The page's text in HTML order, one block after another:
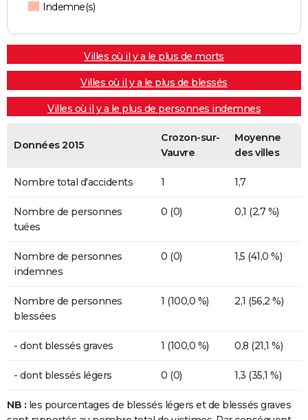
Indemne(s)
Villes où il y a le plus de morts
Villes où il y a le plus de blessés
Villes où il y a le plus de personnes indemnes
Données 2015
Crozon-sur-
Vauvre
Moyenne
des villes
Nombre total d'accidents 1 1,7
Nombre de personnes
tuées
0 (0) 0,1 (2,7 %)
Nombre de personnes
indemnes
0 (0) 1,5 (41,0 %)
Nombre de personnes
blessées
1 (100,0 %) 2,1 (56,2 %)
- dont blessés graves 1 (100,0 %) 0,8 (21,1 %)
- dont blessés légers 0 (0) 1,3 (35,1 %)
NB : les pourcentages de blessés légers et de blessés graves